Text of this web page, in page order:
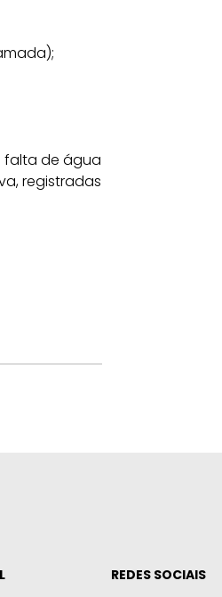
falta de água
registradas
REDES SOCIAIS